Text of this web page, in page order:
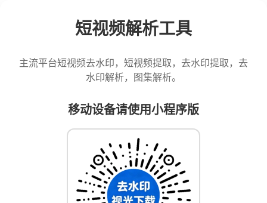
短视频解析工具
主流平台短视频去水印，短视频提取，去水印提取，去
水印解析，图集解析。
移动设备请使用小程序版